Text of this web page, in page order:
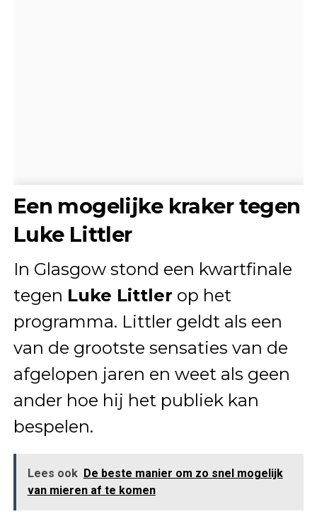
Een mogelijke kraker tegen
Luke Littler
In Glasgow stond een kwartfinale
tegen Luke Littler op het
programma. Littler geldt als een
van de grootste sensaties van de
afgelopen jaren en weet als geen
ander hoe hij het publiek kan
bespelen.
Lees ook De beste manier om zo snel mogelijk
van mieren af te komen